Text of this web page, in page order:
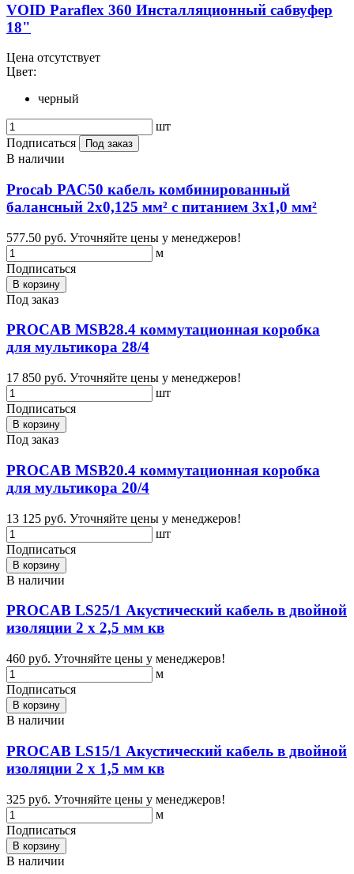
VOID Paraflex 360 Инсталляционный сабвуфер
18"
Цена отсутствует
Цвет:
черный
шт
Подписаться
Под заказ
В наличии
Procab PAC50 кабель комбинированный
балансный 2x0,125 мм² с питанием 3х1,0 мм²
577.50 руб. Уточняйте цены у менеджеров!
м
Подписаться
В корзину
Под заказ
PROCAB MSB28.4 коммутационная коробка
для мультикора 28/4
17 850 руб. Уточняйте цены у менеджеров!
шт
Подписаться
В корзину
Под заказ
PROCAB MSB20.4 коммутационная коробка
для мультикора 20/4
13 125 руб. Уточняйте цены у менеджеров!
шт
Подписаться
В корзину
В наличии
PROCAB LS25/1 Акустический кабель в двойной
изоляции 2 x 2,5 мм кв
460 руб. Уточняйте цены у менеджеров!
м
Подписаться
В корзину
В наличии
PROCAB LS15/1 Акустический кабель в двойной
изоляции 2 x 1,5 мм кв
325 руб. Уточняйте цены у менеджеров!
м
Подписаться
В корзину
В наличии